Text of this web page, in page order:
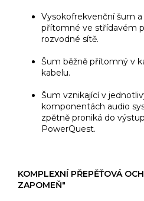
Vysokofrekvenční šum
přítomné ve střídavém
rozvodné sítě.
Šum běžně přítomný v
kabelu.
Šum vznikající v
komponentách audio
zpětně proniká do
PowerQuest.
KOMPLEXNÍ PŘEPĚŤOVÁ
ZAPOMEŇ"